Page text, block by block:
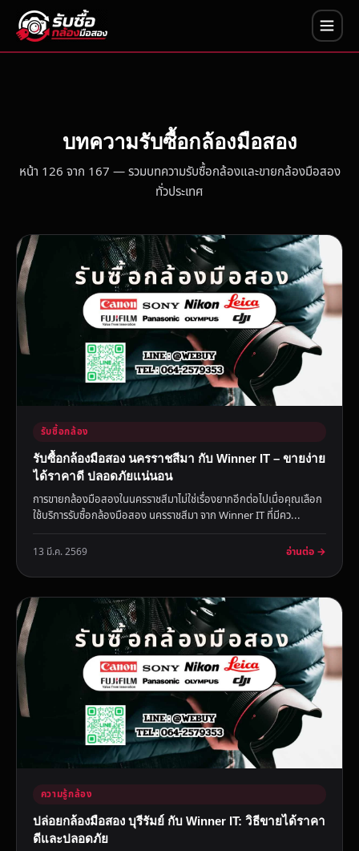
บทความรับซื้อกล้องมือสอง
หน้า 126 จาก 167 — รวมบทความรับซื้อกล้องและขายกล้องมือสอง
ทั่วประเทศ
รับซื้อกล้อง
รับซื้อกล้องมือสอง นครราชสีมา กับ Winner IT – ขายง่าย
ได้ราคาดี ปลอดภัยแน่นอน
การขายกล้องมือสองในนครราชสีมาไม่ใช่เรื่องยากอีกต่อไปเมื่อคุณเลือก
ใช้บริการรับซื้อกล้องมือสอง นครราชสีมา จาก Winner IT ที่มีคว...
13 มี.ค. 2569 อ่านต่อ →
ความรู้กล้อง
ปล่อยกล้องมือสอง บุรีรัมย์ กับ Winner IT: วิธีขายได้ราคา
ดีและปลอดภัย